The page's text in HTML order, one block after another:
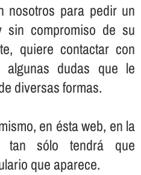
nosotros para pedir un
sin compromiso de su
quiere contactar con
algunas dudas que le
diversas formas.
en ésta web, en la
tan sólo tendrá que
que aparece.